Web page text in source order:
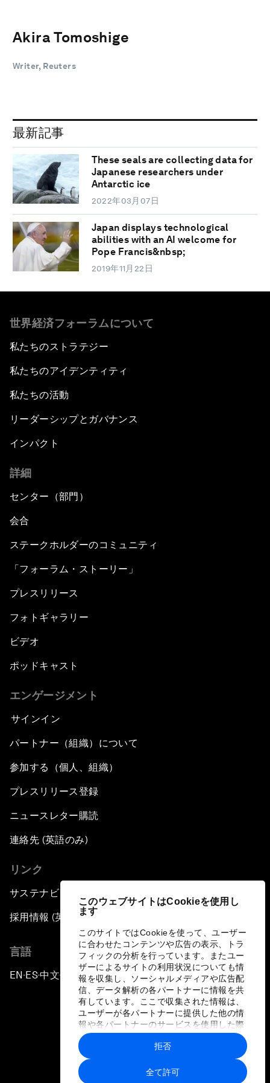
このウェブサイトはCookieを使用し
ます
このサイトではCookieを使って、ユーザー
に合わせたコンテンツや広告の表示、トラ
フィックの分析を行っています。またユー
ザーによるサイトの利用状況についても情
報を収集し、ソーシャルメディアや広告配
信、データ解析の各パートナーに情報を共
有しています。ここで収集された情報は、
ユーザーが各パートナーに提供した他の情
報や各パートナーのサービスを使用した際
に収集された情報と組み合わされ、各パー
トナーによって使用されることがありま
す。
全て許可
拒否
Akira Tomoshige
Writer, Reuters
最新記事
These seals are collecting data for
Japanese researchers under
Antarctic ice
2022年03月07日
Japan displays technological
abilities with an AI welcome for
Pope Francis&nbsp;
2019年11月22日
世界経済フォーラムについて
私たちのストラテジー
私たちのアイデンティティ
私たちの活動
リーダーシップとガバナンス
インパクト
詳細
センター（部門）
会合
ステークホルダーのコミュニティ
「フォーラム・ストーリー」
プレスリリース
フォトギャラリー
ビデオ
ポッドキャスト
エンゲージメント
サインイン
パートナー（組織）について
参加する（個人、組織）
プレスリリース登録
ニュースレター購読
連絡先 (英語のみ)
リンク
サステナビリティへの取り組み
採用情報 (英語のみ)
言語
EN ▪ ES▪中文▪ 日本語
プライバシーポリシーと利用規約
サイトマップ